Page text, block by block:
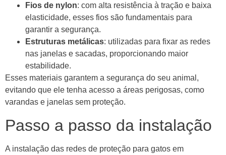
Fios de nylon: com alta resistência à tração e baixa
elasticidade, esses fios são fundamentais para
garantir a segurança.
Estruturas metálicas: utilizadas para fixar as redes
nas janelas e sacadas, proporcionando maior
estabilidade.
Esses materiais garantem a segurança do seu animal,
evitando que ele tenha acesso a áreas perigosas, como
varandas e janelas sem proteção.
Passo a passo da instalação
A instalação das redes de proteção para gatos em